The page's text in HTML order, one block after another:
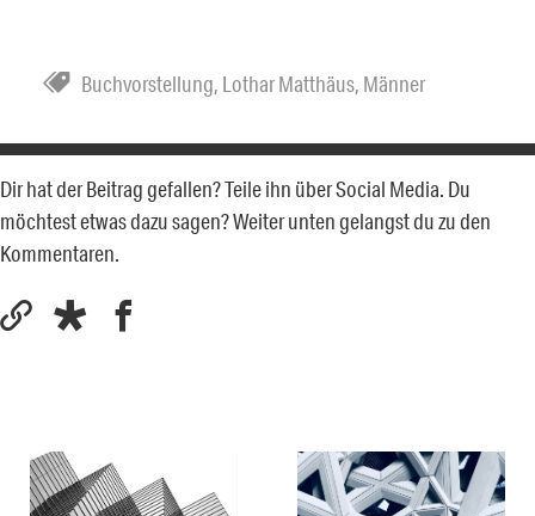
Buchvorstellung, Lothar Matthäus, Männer
Dir hat der Beitrag gefallen? Teile ihn über Social Media. Du
möchtest etwas dazu sagen? Weiter unten gelangst du zu den
Kommentaren.